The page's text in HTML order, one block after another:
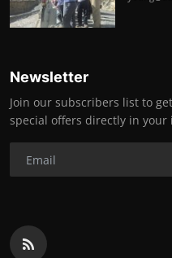
Newsletter
Join our subscribers list to
special offers directly in your